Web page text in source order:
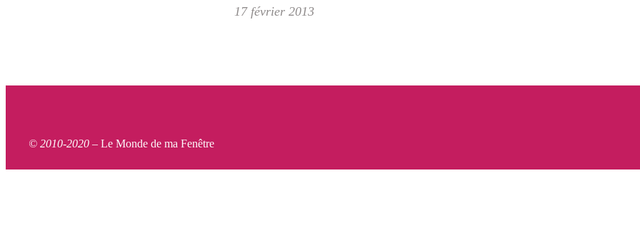
17 février 2013
© 2010-2020 – Le Monde de ma Fenêtre